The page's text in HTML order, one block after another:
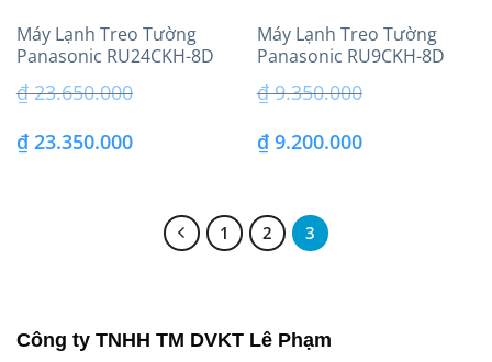
Máy Lạnh Treo Tường
Panasonic RU24CKH-8D
₫23.650.000
Giá
₫23.350.000Giá
Máy Lạnh Treo Tường
Panasonic RU9CKH-8D
₫9.350.000
Giá
₫ 9.350.000.
₫9.200.000Giá
1 2 3
Công ty TNHH TM DVKT Lê Phạm